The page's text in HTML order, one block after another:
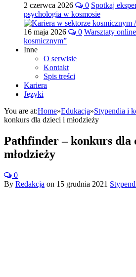
2 czerwca 2026 0 Spotkaj
psychologia w kosmosie
16 maja 2026 0 Warsztaty
kosmicznym”
Inne
O serwisie
Kontakt
Spis treści
Kariera
Języki
You are at:Home»Edukacja»Stypendia i
konkurs dla dzieci i młodzieży
Pathfinder – konkurs dla
młodzieży
0
By Redakcja on 15 grudnia 2021